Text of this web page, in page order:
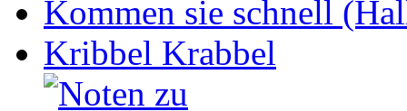
Kommen sie schnell
Kribbel Krabbel